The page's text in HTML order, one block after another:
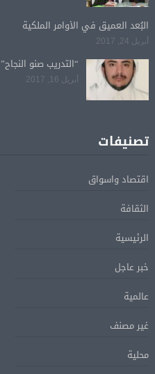
البُعد العميق في الأوامر الملكية
أبريل 24, 2017
“التدريب صنو النجاح”
أبريل 16, 2017
تصنيفات
اقتصاد واسواق
الثقافة
الرئيسية
خبر عاجل
عالمية
غير مصنف
محلية